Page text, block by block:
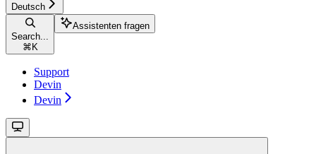
Deutsch
Search...
⌘ K
Assistenten fragen
Support
Devin
Devin